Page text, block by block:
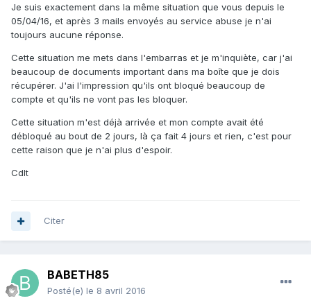
Je suis exactement dans la même situation que vous depuis le
05/04/16, et après 3 mails envoyés au service abuse je n'ai
toujours aucune réponse.
Cette situation me mets dans l'embarras et je m'inquiète, car j'ai
beaucoup de documents important dans ma boîte que je dois
récupérer. J'ai l'impression qu'ils ont bloqué beaucoup de
compte et qu'ils ne vont pas les bloquer.
Cette situation m'est déjà arrivée et mon compte avait été
débloqué au bout de 2 jours, là ça fait 4 jours et rien, c'est pour
cette raison que je n'ai plus d'espoir.
Cdlt
Citer
BABETH85
Posté(e) le 8 avril 2016